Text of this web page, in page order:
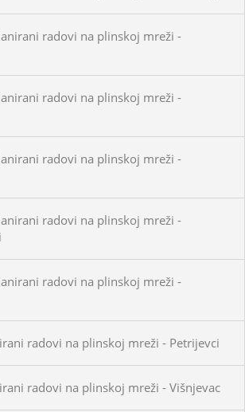
radovi na plinskoj mreži -
radovi na plinskoj mreži -
radovi na plinskoj mreži -
radovi na plinskoj mreži -
radovi na plinskoj mreži -
radovi na plinskoj mreži - Petrijevci
radovi na plinskoj mreži - Višnjevac